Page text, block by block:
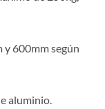
600mm según
aluminio.